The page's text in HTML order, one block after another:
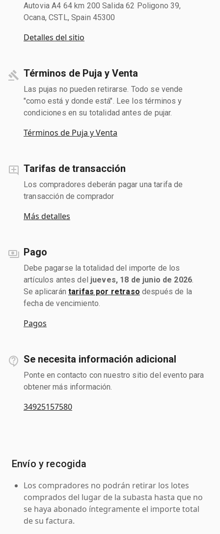
Autovia A4 64 km 200 Salida 62 Poligono 39,
Ocana, CSTL, Spain 45300
Detalles del sitio
Términos de Puja y Venta
Las pujas no pueden retirarse. Todo se vende
"como está y donde está". Lee los términos y
condiciones en su totalidad antes de pujar.
Términos de Puja y Venta
Tarifas de transacción
Los compradores deberán pagar una tarifa de
transacción de comprador
Más detalles
Pago
Debe pagarse la totalidad del importe de los
artículos antes del jueves, 18 de junio de 2026
Se aplicarán tarifas por retraso después de la
fecha de vencimiento.
Pagos
Se necesita información adicional
Ponte en contacto con nuestro sitio del evento para
obtener más información.
34925157580
Envío y recogida
Los compradores no podrán retirar los lotes
comprados del lugar de la subasta hasta que no
se haya abonado íntegramente el importe total
de su factura.